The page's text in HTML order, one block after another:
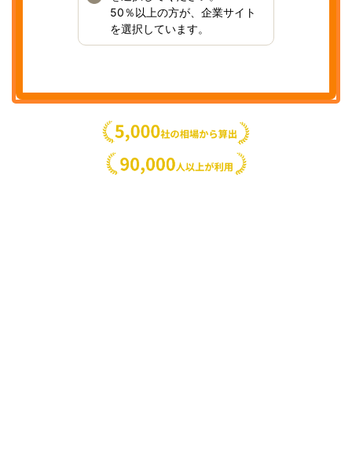
50％以上の方が、企業サイト
を選択しています。